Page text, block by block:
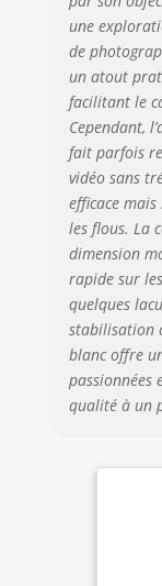
une
de
un atout
facilitant le
Cependant,
fait parfois
vidéo sans
efficace
les flous. La
dimension
rapide sur
quelques
stabilisation
blanc offre
passionnées
qualité à un